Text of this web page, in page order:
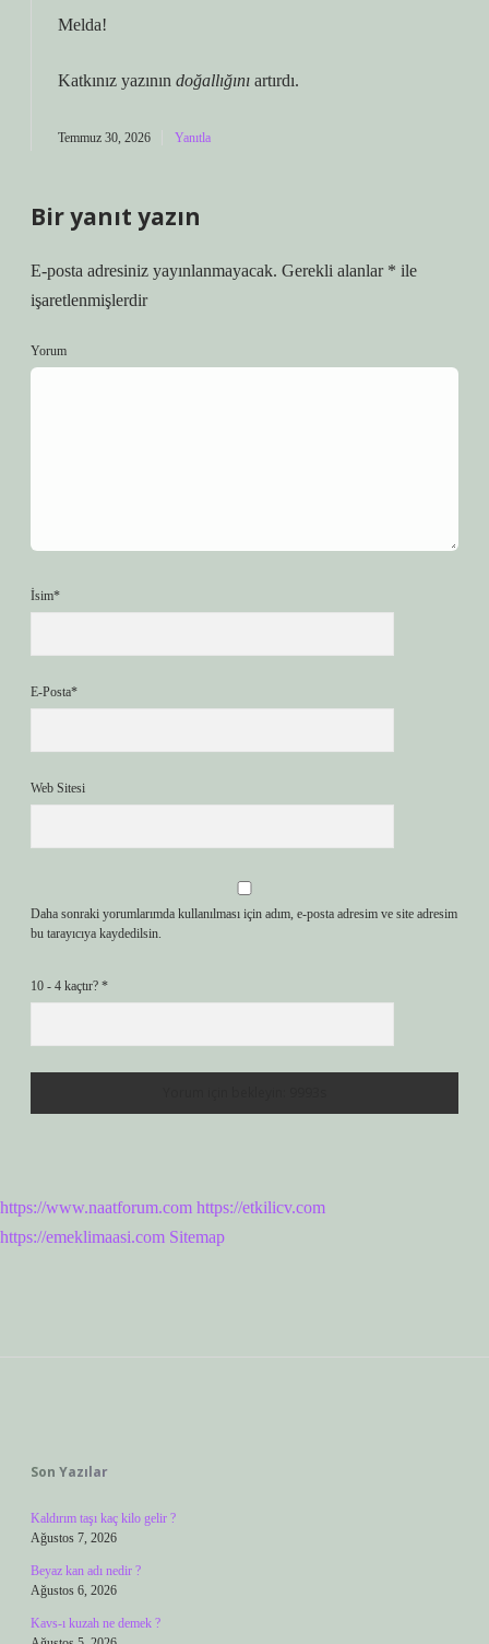
Melda!
Katkınız yazının doğallığını artırdı.
Temmuz 30, 2026 Yanıtla
Bir yanıt yazın
E-posta adresiniz yayınlanmayacak. Gerekli alanlar * ile
işaretlenmişlerdir
Yorum
İsim*
E-Posta*
Web Sitesi
Daha sonraki yorumlarımda kullanılması için adım, e-posta adresim ve site adresim
bu tarayıcıya kaydedilsin.
10 - 4 kaçtır? *
https://www.naatforum.com https://etkilicv.com
https://emeklimaasi.com Sitemap
Son Yazılar
Kaldırım taşı kaç kilo gelir ?
Ağustos 7, 2026
Beyaz kan adı nedir ?
Ağustos 6, 2026
Kavs-ı kuzah ne demek ?